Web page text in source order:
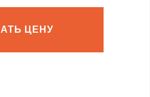
ЦЕНУ